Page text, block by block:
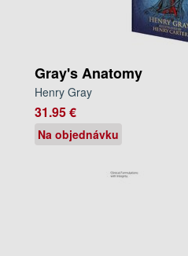
Gray's Anatomy
Henry Gray
31.95 €
Na objednávku